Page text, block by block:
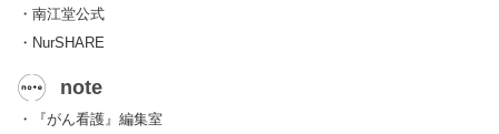
・南江堂公式
・NurSHARE
note
・『がん看護』編集室